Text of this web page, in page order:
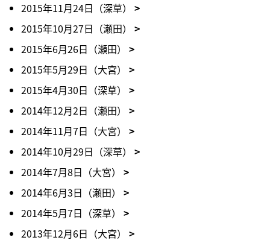
2015年11月24日（深草）
2015年10月27日（瀬田）
2015年6月26日（瀬田）
2015年5月29日（大宮）
2015年4月30日（深草）
2014年12月2日（瀬田）
2014年11月7日（大宮）
2014年10月29日（深草）
2014年7月8日（大宮）
2014年6月3日（瀬田）
2014年5月7日（深草）
2013年12月6日（大宮）